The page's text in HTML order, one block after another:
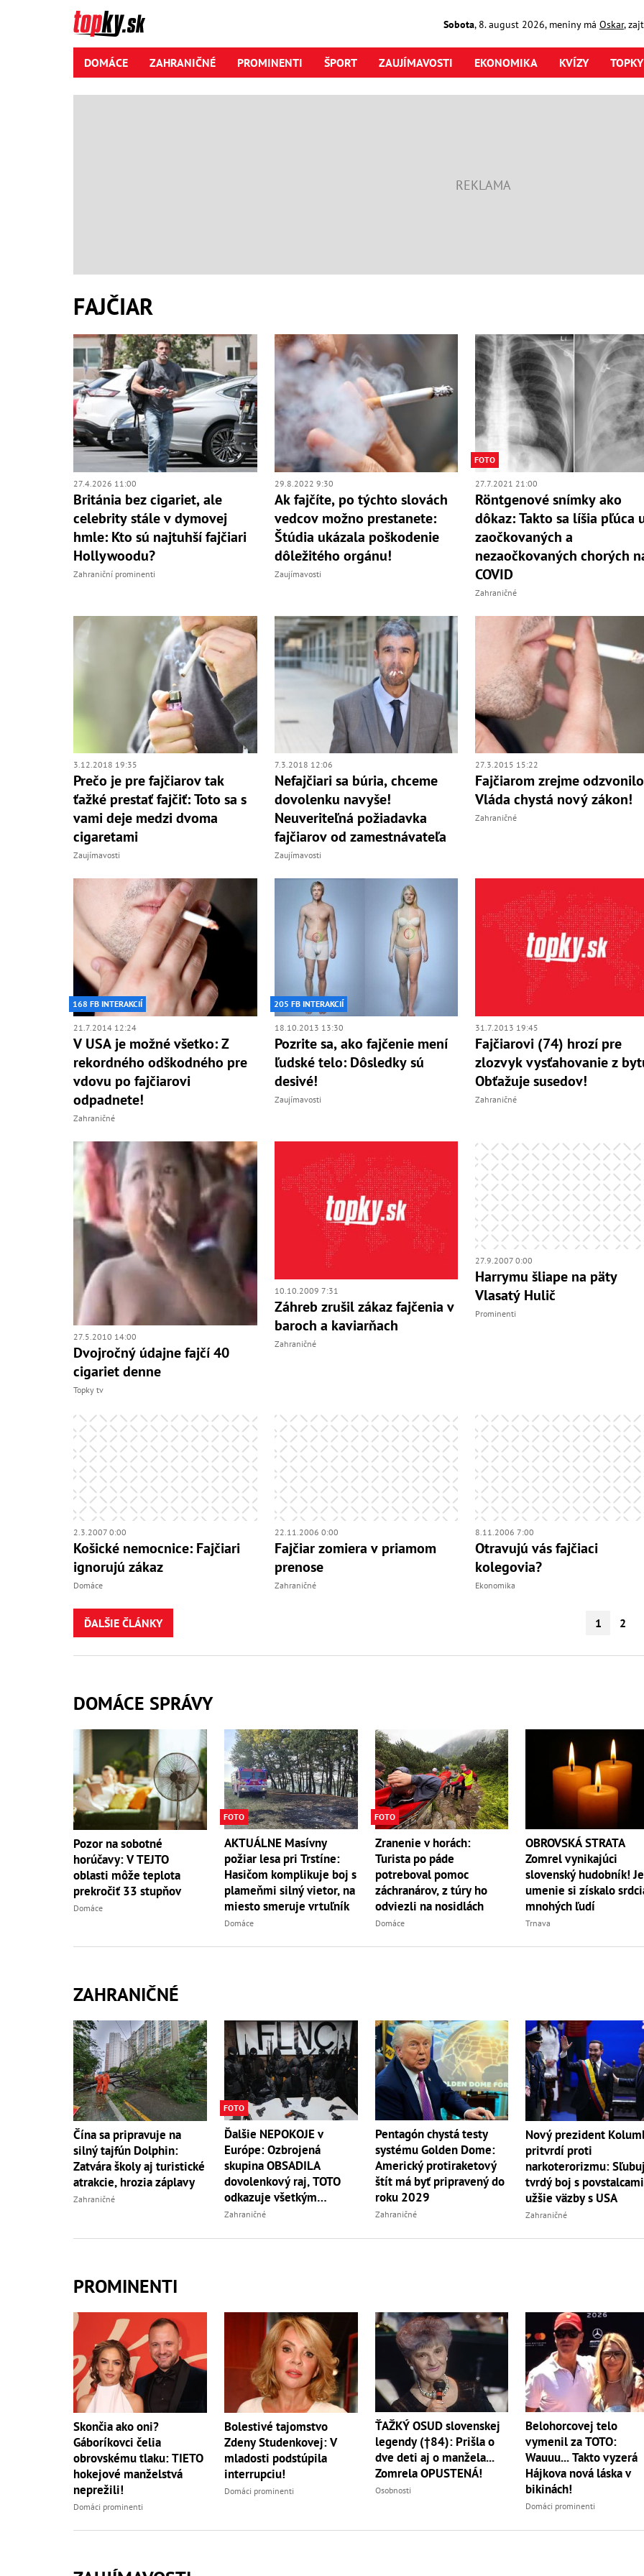
Sobota, 8. august2026, meniny má Oskar,
DOMÁCE ZAHRANIČNÉ PROMINENTI ŠPORT ZAUJÍMAVOSTI EKONOMIKA KVÍZY
FAJČIAR
27.4.2026 11:00
Británia bez cigariet, ale
celebrity stále v dymovej
hmle: Kto sú najtuhší fajčiari
Hollywoodu?
Zahraniční prominenti
29.8.2022 9:30
Ak fajčíte, po týchto slovách
vedcov možno prestanete:
Štúdia ukázala poškodenie
dôležitého orgánu!
Zaujímavosti
FOTO
27.7.2021 21:00
Röntgenové snímky ako
dôkaz: Takto sa líšia pľúca
zaočkovaných a
nezaočkovaných chorých
COVID
Zahraničné
3.12.2018 19:35
Prečo je pre fajčiarov tak
ťažké prestať fajčiť: Toto sa s
vami deje medzi dvoma
cigaretami
Zaujímavosti
7.3.2018 12:06
Nefajčiari sa búria, chceme
dovolenku navyše!
Neuveriteľná požiadavka
fajčiarov od zamestnávateľa
Zaujímavosti
27.3.2015 15:22
Fajčiarom zrejme
Vláda chystá nový zákon!
Zahraničné
168 FB INTERAKCIÍ
21.7.2014 12:24
V USA je možné všetko: Z
rekordného odškodného pre
vdovu po fajčiarovi
odpadnete!
Zahraničné
205 FB INTERAKCIÍ
18.10.2013 13:30
Pozrite sa, ako fajčenie mení
ľudské telo: Dôsledky sú
desivé!
Zaujímavosti
31.7.2013 19:45
Fajčiarovi (74) hrozí pre
zlozvyk vysťahovanie z
Obťažuje susedov!
Zahraničné
27.5.2010 14:00
Dvojročný údajne fajčí 40
cigariet denne
Topky tv
10.10.2009 7:31
Záhreb zrušil zákaz fajčenia v
baroch a kaviarňach
Zahraničné
27.9.2007 0:00
Harrymu šliape na päty
Vlasatý Hulič
Prominenti
2.3.2007 0:00
Košické nemocnice: Fajčiari
ignorujú zákaz
Domáce
22.11.2006 0:00
Fajčiar zomiera v priamom
prenose
Zahraničné
8.11.2006 7:00
Otravujú vás fajčiaci
kolegovia?
Ekonomika
ĎALŠIE ČLÁNKY 1 2
DOMÁCE SPRÁVY
Pozor na sobotné
horúčavy: V TEJTO
oblasti môže teplota
prekročiť 33 stupňov
Domáce
FOTO
AKTUÁLNE Masívny
požiar lesa pri Trstíne:
Hasičom komplikuje boj s
plameňmi silný vietor, na
miesto smeruje vrtuľník
Domáce
FOTO
Zranenie v horách:
Turista po páde
potreboval pomoc
záchranárov, z túry ho
odviezli na nosidlách
Domáce
OBROVSKÁ STRATA
Zomrel vynikajúci
slovenský hudobník!
umenie si získalo
mnohých ľudí
Trnava
ZAHRANIČNÉ
Čína sa pripravuje na
silný tajfún Dolphin:
Zatvára školy aj turistické
atrakcie, hrozia záplavy
Zahraničné
FOTO
Ďalšie NEPOKOJE v
Európe: Ozbrojená
skupina OBSADILA
dovolenkový raj, TOTO
odkazuje všetkým
turistom!
Zahraničné
Pentagón chystá testy
systému Golden Dome:
Americký protiraketový
štít má byť pripravený do
roku 2029
Zahraničné
Nový prezident
pritvrdí proti
narkoterorizmu:
tvrdý boj s
užšie väzby s USA
Zahraničné
PROMINENTI
Skončia ako oni?
Gáboríkovci čelia
obrovskému tlaku: TIETO
hokejové manželstvá
neprežili!
Domáci prominenti
Bolestivé tajomstvo
Zdeny Studenkovej: V
mladosti podstúpila
interrupciu!
Domáci prominenti
ŤAŽKÝ OSUD slovenskej
legendy (†84): Prišla o
dve deti aj o manžela...
Zomrela OPUSTENÁ!
Osobnosti
Belohorcovej telo
vymenil za TOTO:
Wauuu... Takto vyzerá
Hájkova nová láska v
bikinách!
Domáci prominenti